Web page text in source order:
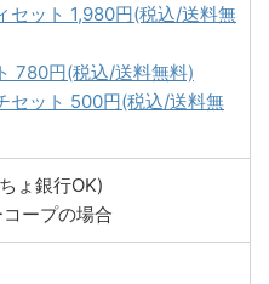
セット 1,980円(税込/送料無
780円(税込/送料無料)
セット 500円(税込/送料無
ょ銀行OK)
ープの場合